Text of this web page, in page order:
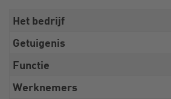
Het bedrijf
Getuigenis
Functie
Werknemers